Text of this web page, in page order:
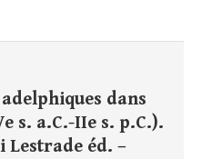
dans
s. a.C.-IIe s. p.C.).
Lestrade éd. –